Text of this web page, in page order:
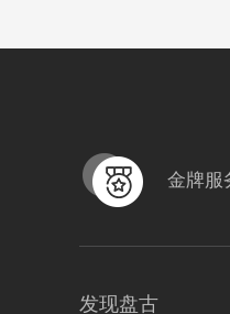
金牌服
发现盘古